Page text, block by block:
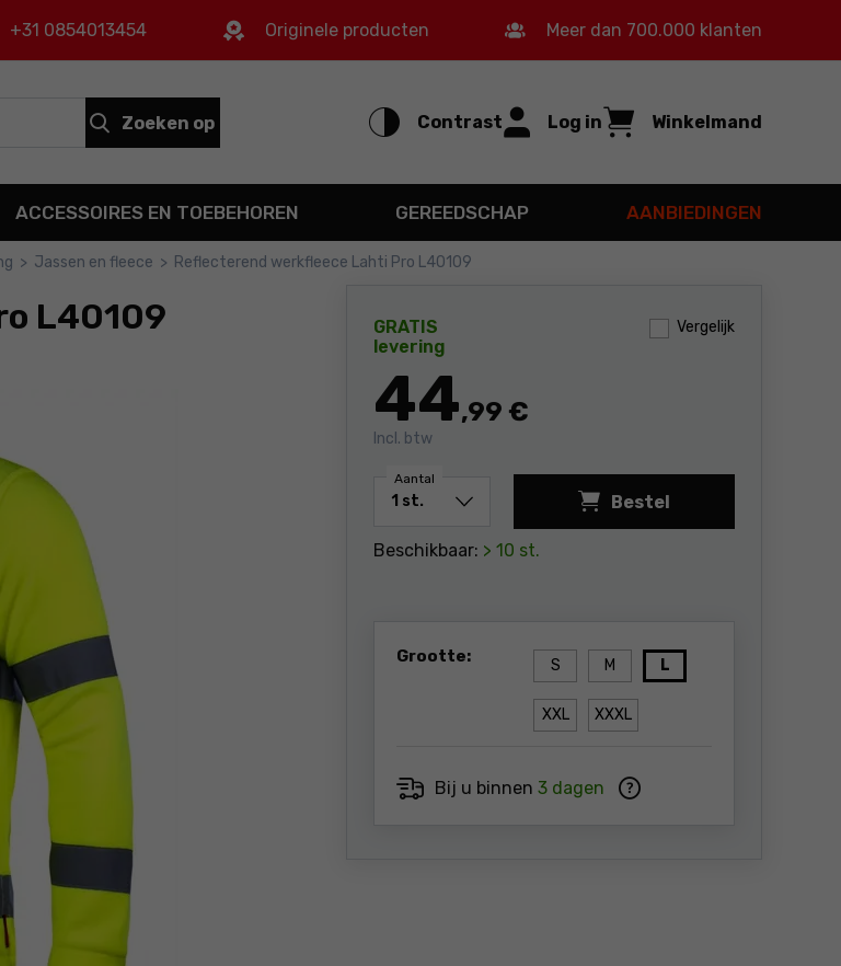
+31 0854013454 Originele producten Meer dan 700.000 klanten
Zoeken op Contrast Log in Winkelmand
ACCESSOIRES EN TOEBEHOREN GEREEDSCHAP AANBIEDINGEN
> Jassen en fleece > Reflecterend werkfleece Lahti Pro L40109
L40109
GRATIS
levering
Vergelijk
44,99 €
Incl. btw
Aantal
Bestel
Reflecterend
Beschikbaar: > 10 st.
Grootte: S M L
XXL XXXL
Bij u binnen 3 dagen